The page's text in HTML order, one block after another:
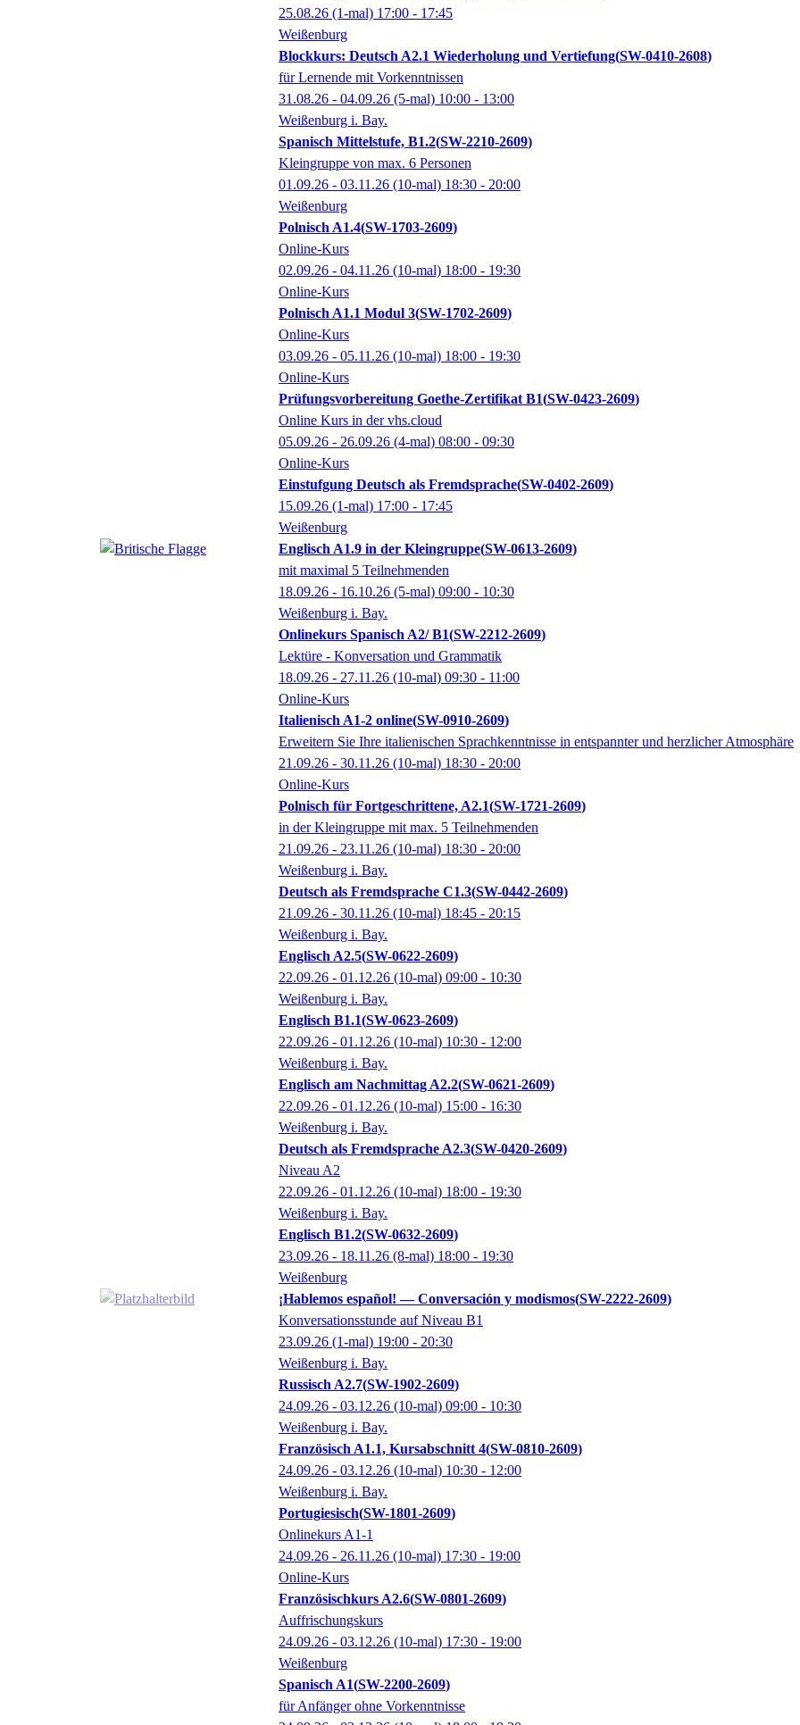
25.08.26 (1-mal) 17:00 - 17:45
Weißenburg
Blockkurs: Deutsch A2.1 Wiederholung und Vertiefung SW-0410-2608
für Lernende mit Vorkenntnissen
31.08.26 - 04.09.26 (5-mal) 10:00 - 13:00
Weißenburg i. Bay.
Spanisch Mittelstufe, B1.2 SW-2210-2609
Kleingruppe von max. 6 Personen
01.09.26 - 03.11.26 (10-mal) 18:30 - 20:00
Weißenburg
Polnisch A1.4 SW-1703-2609
Online-Kurs
02.09.26 - 04.11.26 (10-mal) 18:00 - 19:30
Online-Kurs
Polnisch A1.1 Modul 3 SW-1702-2609
Online-Kurs
03.09.26 - 05.11.26 (10-mal) 18:00 - 19:30
Online-Kurs
Prüfungsvorbereitung Goethe-Zertifikat B1 SW-0423-2609
Online Kurs in der vhs.cloud
05.09.26 - 26.09.26 (4-mal) 08:00 - 09:30
Online-Kurs
Einstufgung Deutsch als Fremdsprache SW-0402-2609
15.09.26 (1-mal) 17:00 - 17:45
Weißenburg
Englisch A1.9 in der Kleingruppe SW-0613-2609
mit maximal 5 Teilnehmenden
18.09.26 - 16.10.26 (5-mal) 09:00 - 10:30
Weißenburg i. Bay.
Onlinekurs Spanisch A2/ B1 SW-2212-2609
Lektüre - Konversation und Grammatik
18.09.26 - 27.11.26 (10-mal) 09:30 - 11:00
Online-Kurs
Italienisch A1-2 online SW-0910-2609
Erweitern Sie Ihre italienischen Sprachkenntnisse in entspannter und herzlicher Atmosphäre
21.09.26 - 30.11.26 (10-mal) 18:30 - 20:00
Online-Kurs
Polnisch für Fortgeschrittene, A2.1 SW-1721-2609
in der Kleingruppe mit max. 5 Teilnehmenden
21.09.26 - 23.11.26 (10-mal) 18:30 - 20:00
Weißenburg i. Bay.
Deutsch als Fremdsprache C1.3 SW-0442-2609
21.09.26 - 30.11.26 (10-mal) 18:45 - 20:15
Weißenburg i. Bay.
Englisch A2.5 SW-0622-2609
22.09.26 - 01.12.26 (10-mal) 09:00 - 10:30
Weißenburg i. Bay.
Englisch B1.1 SW-0623-2609
22.09.26 - 01.12.26 (10-mal) 10:30 - 12:00
Weißenburg i. Bay.
Englisch am Nachmittag A2.2 SW-0621-2609
22.09.26 - 01.12.26 (10-mal) 15:00 - 16:30
Weißenburg i. Bay.
Deutsch als Fremdsprache A2.3 SW-0420-2609
Niveau A2
22.09.26 - 01.12.26 (10-mal) 18:00 - 19:30
Weißenburg i. Bay.
Englisch B1.2 SW-0632-2609
23.09.26 - 18.11.26 (8-mal) 18:00 - 19:30
Weißenburg
¡Hablemos español! — Conversación y modismos SW-2222-2609
Konversationsstunde auf Niveau B1
23.09.26 (1-mal) 19:00 - 20:30
Weißenburg i. Bay.
Russisch A2.7 SW-1902-2609
24.09.26 - 03.12.26 (10-mal) 09:00 - 10:30
Weißenburg i. Bay.
Französisch A1.1, Kursabschnitt 4 SW-0810-2609
24.09.26 - 03.12.26 (10-mal) 10:30 - 12:00
Weißenburg i. Bay.
Portugiesisch SW-1801-2609
Onlinekurs A1-1
24.09.26 - 26.11.26 (10-mal) 17:30 - 19:00
Online-Kurs
Französischkurs A2.6 SW-0801-2609
Auffrischungskurs
24.09.26 - 03.12.26 (10-mal) 17:30 - 19:00
Weißenburg
Spanisch A1 SW-2200-2609
für Anfänger ohne Vorkenntnisse